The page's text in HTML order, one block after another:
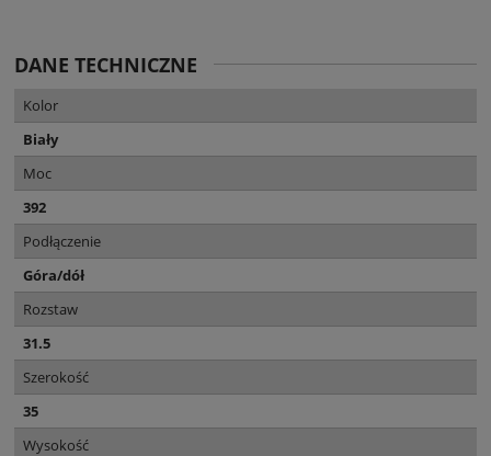
DANE TECHNICZNE
Kolor
Biały
Moc
392
Podłączenie
Góra/dół
Rozstaw
31.5
Szerokość
35
Wysokość